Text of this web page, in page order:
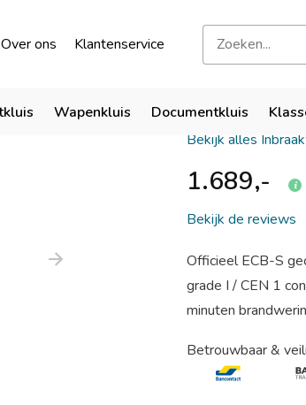
Over ons Klantenservice
Wapenkluis Documentkluis
Bezoek onze showroom
Bekijk alles
1.689,-
Bekijk de reviews
Officieel ECB-S
grade I / CEN 1
minuten
Betrouwbaar &